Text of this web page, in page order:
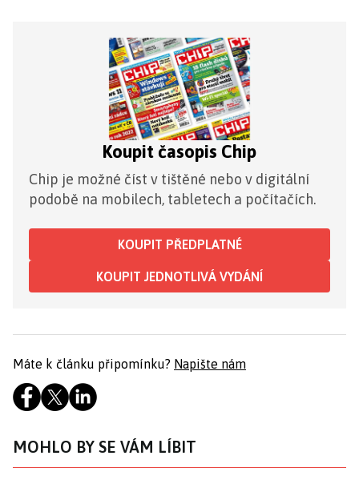
Koupit časopis Chip
Chip je možné číst v tištěné nebo v digitální
podobě na mobilech, tabletech a počítačích.
KOUPIT PŘEDPLATNÉ
KOUPIT JEDNOTLIVÁ VYDÁNÍ
Máte k článku připomínku? Napište nám
MOHLO BY SE VÁM LÍBIT